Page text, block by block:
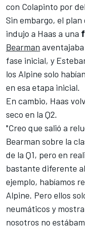
con Colapinto por
Sin embargo, el plan
indujo a Haas a una
Bearman
fase inicial, y
los Alpine solo
en esa etapa inicial.
En cambio, Haas
seco en la Q2.
"Creo que salió a
Bearman sobre la
de la Q1, pero en
bastante diferente
ejemplo, habíamos
Alpine. Pero ellos
neumáticos y
nosotros no